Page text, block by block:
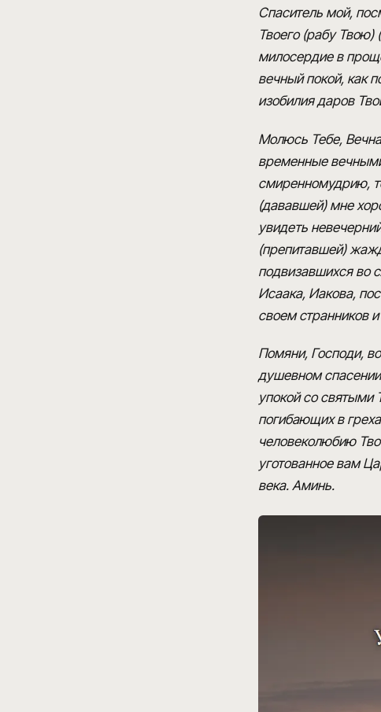
Спаситель мой,
Твоего (рабу Твою)
милосердие в
вечный покой, как
изобилия даров
Молюсь Тебе,
временные
смиренномудрию,
(дававшей) мне
увидеть
(препитавшей)
подвизавшихся во
Исаака, Иакова,
своем странников
Помяни, Господи,
душевном спасении
упокой со святыми
погибающих в
человеколюбию
уготованное вам
века. Аминь.